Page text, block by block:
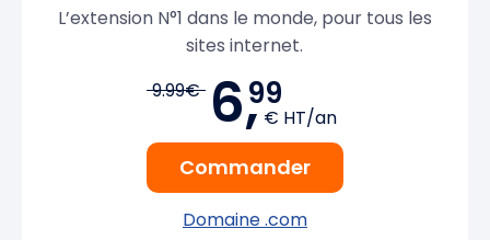
L’extension N°1 dans le monde, pour tous les
sites internet.
9.99€ 6,99
€ HT/an
Commander
Domaine .com